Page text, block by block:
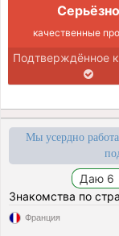
Серьёзно
качественные
Подтверждённое
Мы усердно
Знакомства по
Франция